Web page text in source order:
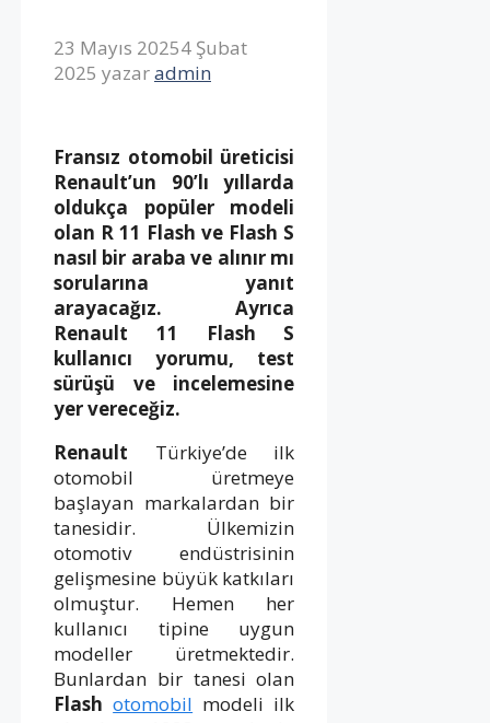
23 Mayıs 20254 Şubat
2025 yazaradmin
Fransız otomobil üreticisi
Renault’un 90’lı yıllarda
oldukça popüler modeli
olan R 11 Flash ve Flash S
nasıl bir araba ve alınır mı
sorularına yanıt
arayacağız. Ayrıca
Renault 11 Flash S
kullanıcı yorumu, test
sürüşü ve incelemesine
yer vereceğiz.
Renault Türkiye’de ilk
otomobil üretmeye
başlayan markalardan bir
tanesidir. Ülkemizin
otomotiv endüstrisinin
gelişmesine büyük katkıları
olmuştur. Hemen her
kullanıcı tipine uygun
modeller üretmektedir.
Bunlardan bir tanesi olan
Flashotomobil modeli ilk